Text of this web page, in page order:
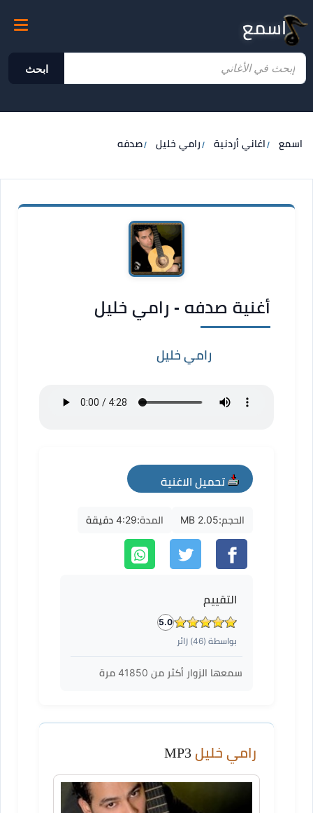
اسمع
ابحث
اسمع اغاني أردنية رامي خليل صدفه
أغنية صدفه - رامي خليل
رامي خليل
تحميل الاغنية
mp3
الحجم:2.05 MB المدة:4:29 دقيقة
التقييم
5.0
بواسطة (46) زائر
سمعها الزوار أكثر من 41850 مرة
رامي خليل